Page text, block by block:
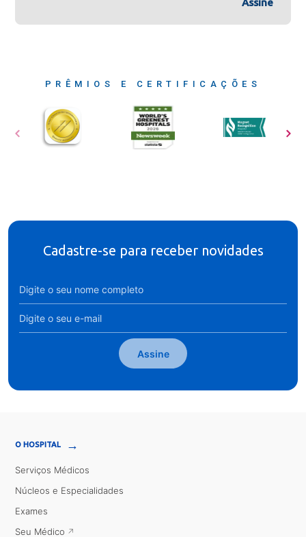
Assine
PRÊMIOS E CERTIFICAÇÕES
Cadastre-se para receber novidades
Assine
O HOSPITAL →
Serviços Médicos
Núcleos e Especialidades
Exames
Seu Médico